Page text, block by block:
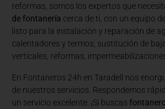
reformas, somos los expertos que
de fontanería cerca de ti, con un equipo
listo para la instalación y reparación de
calentadores y termos, sustitución de
verticales, reformas,
En Fontaneros 24h en Taradell nos
de nuestros servicios. Respondemos
un servicio excelente. ¡Si buscas